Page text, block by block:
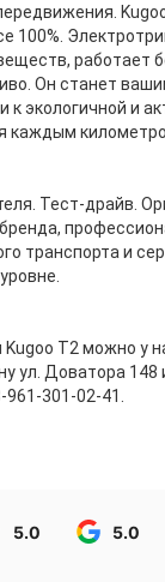
100%.
работает
Он станет
к экологичной и
каждым
Тест-драйв.
транспорта и
T2 можно у
ул. Доватора 148
961-301-02-41.
5.0 5.0